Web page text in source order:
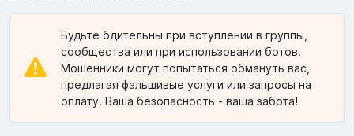
Будьте бдительны при вступлении в группы,
сообщества или при использовании ботов.
Мошенники могут попытаться обмануть вас,
предлагая фальшивые услуги или запросы на
оплату. Ваша безопасность - ваша забота!